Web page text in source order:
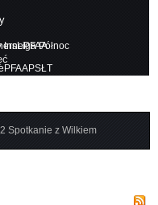
InnePFAA
Liga Północ
PFAAPSŁT
Spotkanie z Wilkiem